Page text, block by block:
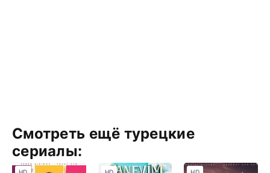
Смотреть ещё турецкие
сериалы: